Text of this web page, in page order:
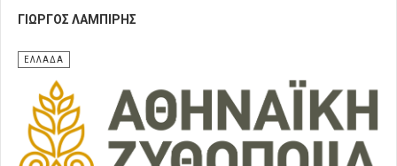
ΓΙΏΡΓΟΣ ΛΑΜΠΊΡΗΣ
ΕΛΛΑΔΑ